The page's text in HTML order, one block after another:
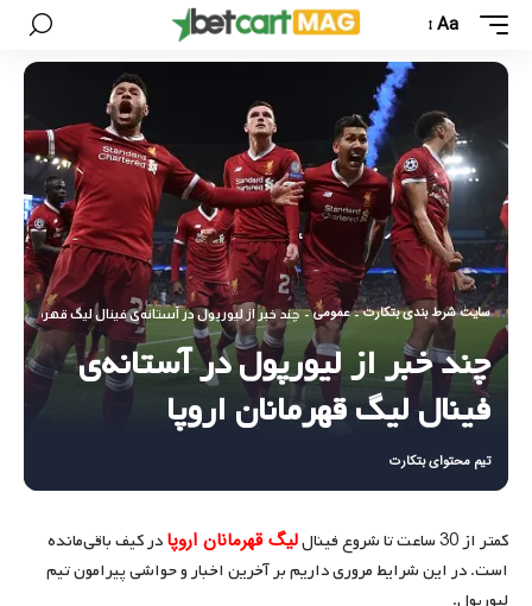
Aa
سایت شرط بندی بتکارت - عمومی - چند خبر از لیورپول در آستانه‌ی فینال لیگ قهرمانان
چند خبر از لیورپول در آستانه‌ی
فینال لیگ قهرمانان اروپا
تیم محتوای بتکارت
کمتر از 30 ساعت تا شروع فینال لیگ قهرمانان اروپادر کیف باقی‌مانده
است. در این شرایط مروری داریم بر آخرین اخبار و حواشی پیرامون تیم